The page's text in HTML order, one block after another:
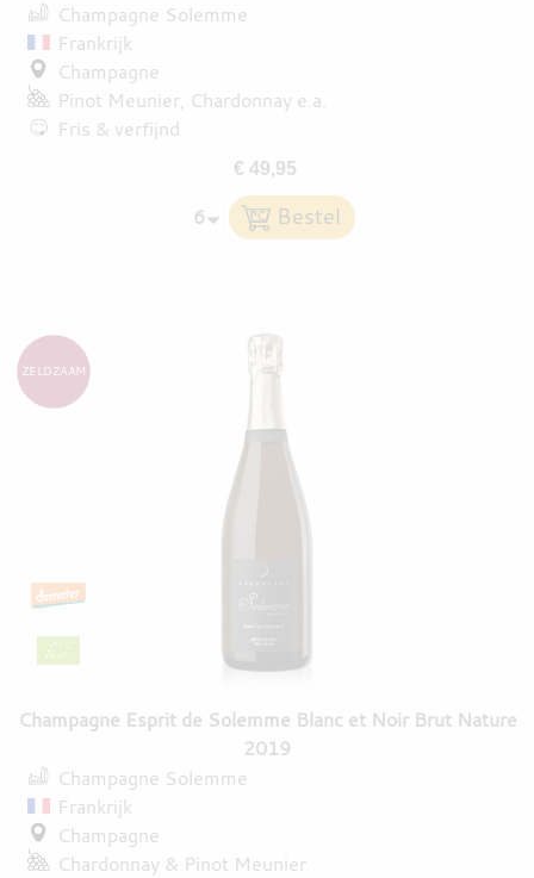
Champagne Solemme
Frankrijk
Champagne
Pinot Meunier Chardonnay e.a.
Fris & verfijnd
€ 49,95
Champagne Esprit de Solemme Blanc et Noir Brut Nature
2019
ZELDZAAM
Champagne Solemme
Frankrijk
Champagne
Chardonnay
Pinot Meunier